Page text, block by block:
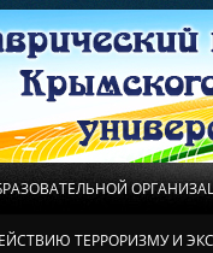
ТЕРРОРИЗМУ И